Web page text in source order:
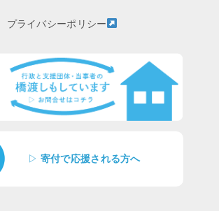
プライバシーポリシー
▷ 寄付で応援される方へ